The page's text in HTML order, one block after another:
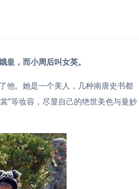
，而小周后叫女英。
他。她是一个美人，几种南唐史书都
”等妆容，尽显自己的绝世美色与曼妙